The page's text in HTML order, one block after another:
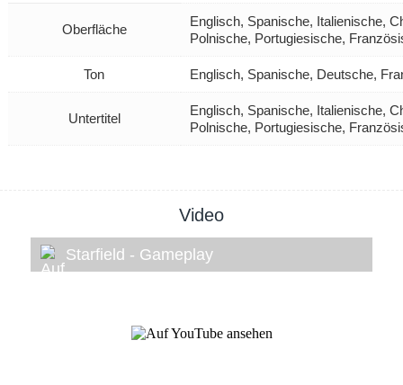
Oberfläche
Englisch, Spanische, Italienische,
Polnische, Portugiesische,
Ton Englisch, Spanische, Deutsche,
Untertitel
Englisch, Spanische, Italienische,
Polnische, Portugiesische,
Video
Starfield - Gameplay